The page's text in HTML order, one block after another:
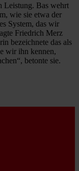
Leistung. Bas wehrt
wie sie etwa der
System, das wir
Friedrich Merz
bezeichnete das als
wir ihn kennen,
betonte sie.